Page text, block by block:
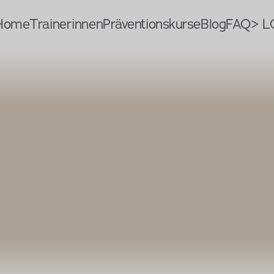
TrainerinnenPräventionskurseBlogFAQ>